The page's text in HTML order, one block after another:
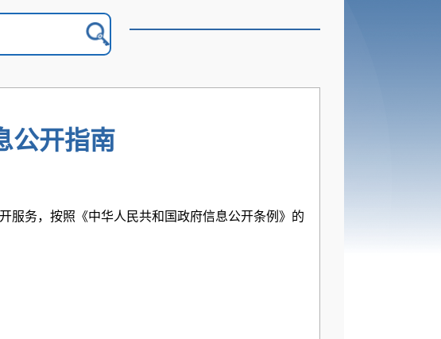
公开指南
务，按照《中华人民共和国政府信息公开条例》的